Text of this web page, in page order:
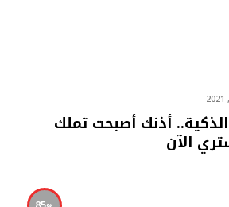
أذنك أصبحت تملك
الآن